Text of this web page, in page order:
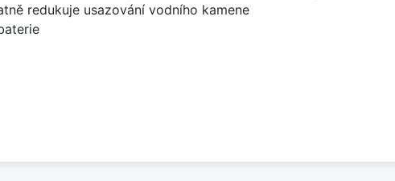
redukuje usazování vodního kamene